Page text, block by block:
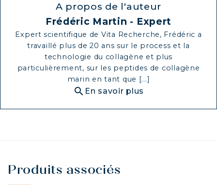
A propos de l'auteur
Frédéric Martin - Expert
Expert scientifique de Vita Recherche, Frédéric a
travaillé plus de 20 ans sur le process et la
technologie du collagène et plus
particulièrement, sur les peptides de collagène
marin en tant que [...]
search En savoir plus
Produits associés